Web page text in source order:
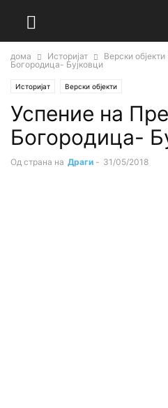
дома Историјат Верски објекти
Богородица- Бујковци
Историјат Верски објекти
Успение на
Богородица-
Од страна на Драги - 31/05/2018